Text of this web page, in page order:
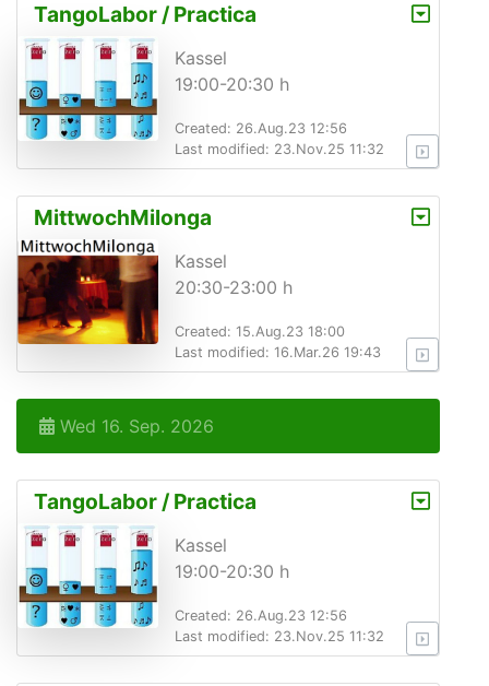
TangoLabor / Practica
Kassel
19:00-20:30 h
Created: 26.Aug.23 12:56
Last modified: 23.Nov.25 11:32
MittwochMilonga
Kassel
20:30-23:00 h
Created: 15.Aug.23 18:00
Last modified: 16.Mar.26 19:43
Wed 16. Sep. 2026
TangoLabor / Practica
Kassel
19:00-20:30 h
Created: 26.Aug.23 12:56
Last modified: 23.Nov.25 11:32